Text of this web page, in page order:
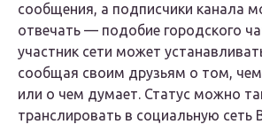
сообщения, а подписчики канала
отвечать — подобие городского
участник сети может
сообщая своим друзьям о том, чем
или о чем думает. Статус можно
транслировать в социальную сеть